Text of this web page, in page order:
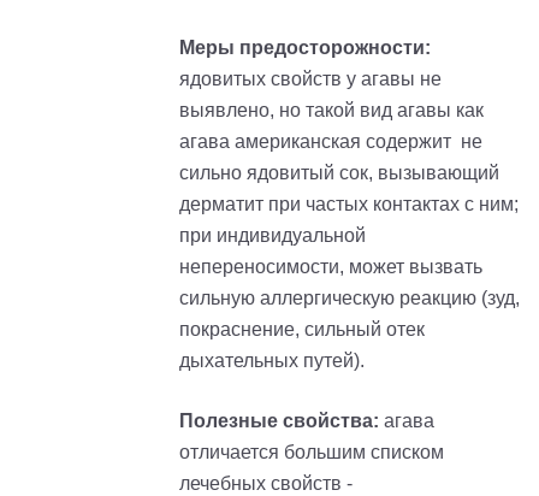
Меры предосторожности:
ядовитых свойств у агавы не
выявлено, но такой вид агавы как
агава американская содержит не
сильно ядовитый сок, вызывающий
дерматит при частых контактах с ним;
при индивидуальной
непереносимости, может вызвать
сильную аллергическую реакцию (зуд,
покраснение, сильный отек
дыхательных путей).
Полезные свойства: агава
отличается большим списком
лечебных свойств -